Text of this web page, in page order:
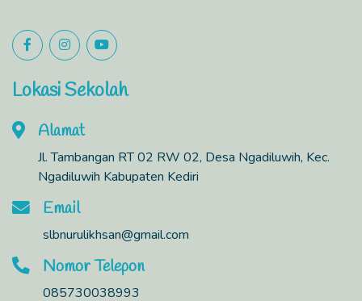
Lokasi Sekolah
Alamat
Jl. Tambangan RT 02 RW 02, Desa Ngadiluwih, Kec.
Ngadiluwih Kabupaten Kediri
Email
slbnurulikhsan@gmail.com
Nomor Telepon
085730038993